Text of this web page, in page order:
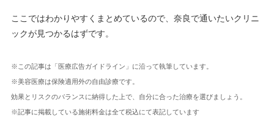
ここではわかりやすくまとめているので、奈良で通いたいクリニ
ックが見つかるはずです。
※この記事は「医療広告ガイドライン」に沿って執筆しています。
※美容医療は保険適用外の自由診療です。
効果とリスクのバランスに納得した上で、自分に合った治療を選びましょう。
※記事に掲載している施術料金は全て税込にて表記しています